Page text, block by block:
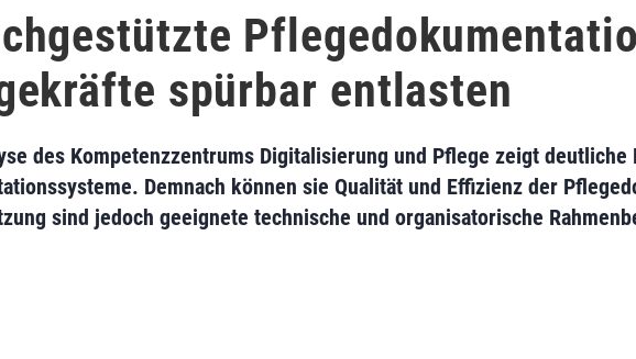
spürbar entlasten
des Kompetenzzentrums Digitalisierung und Pflege zeigt
Demnach können sie Qualität und Effizienz der
sind jedoch geeignete technische und organisatorische